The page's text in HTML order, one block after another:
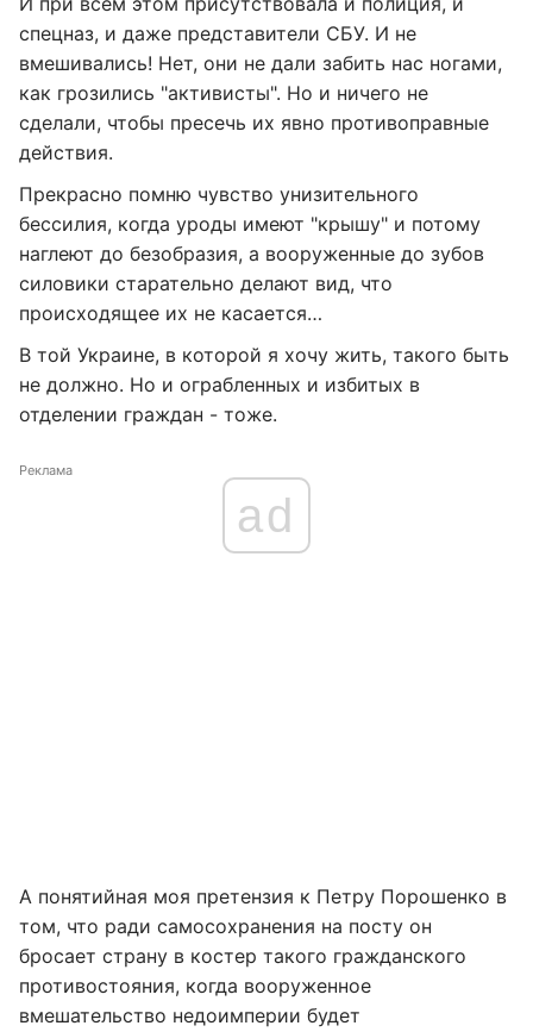
спецназ, и даже представители СБУ. И не
вмешивались! Нет, они не дали забить нас ногами,
как грозились "активисты". Но и ничего не
сделали, чтобы пресечь их явно противоправные
действия.
Прекрасно помню чувство унизительного
бессилия, когда уроды имеют "крышу" и потому
наглеют до безобразия, а вооруженные до зубов
силовики старательно делают вид, что
происходящее их не касается…
В той Украине, в которой я хочу жить, такого быть
не должно. Но и ограбленных и избитых в
отделении граждан - тоже.
Реклама
ad
А понятийная моя претензия к Петру Порошенко в
том, что ради самосохранения на посту он
бросает страну в костер такого гражданского
противостояния, когда вооруженное
вмешательство недоимперии будет